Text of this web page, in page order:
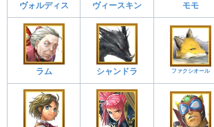
ヴォルディス ヴィースキン モモ
ラム シャンドラ ファクシオール